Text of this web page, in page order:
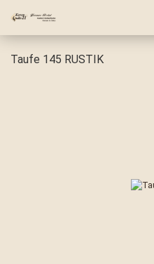
Taufe 145 RUSTIK